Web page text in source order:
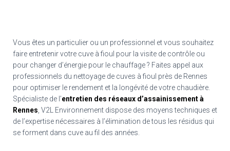
Vous êtes un particulier ou un professionnel et vous souhaitez
faire entretenir votre cuve à fioul pour la visite de contrôle ou
pour changer d’énergie pour le chauffage ? Faites appel aux
professionnels du nettoyage de cuves à fioul près de Rennes
pour optimiser le rendement et la longévité de votre chaudière.
Spécialiste de l’entretien des réseaux d’assainissement à
Rennes , V2L Environnement dispose des moyens techniques et
de l’expertise nécessaires à l’élimination de tous les résidus qui
se forment dans cuve au fil des années.